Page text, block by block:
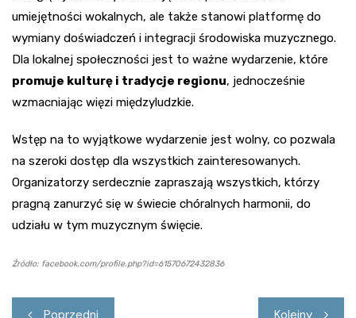
umiejętności wokalnych, ale także stanowi platformę do
wymiany doświadczeń i integracji środowiska muzycznego.
Dla lokalnej społeczności jest to ważne wydarzenie, które
promuje kulturę i tradycje regionu, jednocześnie
wzmacniając więzi międzyludzkie.
Wstęp na to wyjątkowe wydarzenie jest wolny, co pozwala
na szeroki dostęp dla wszystkich zainteresowanych.
Organizatorzy serdecznie zapraszają wszystkich, którzy
pragną zanurzyć się w świecie chóralnych harmonii, do
udziału w tym muzycznym święcie.
Źródło: facebook.com/profile.php?id=61570672432836
Nawigacja
Poprzedni Kolejny